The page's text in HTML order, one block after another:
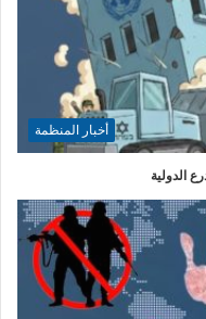
أخبار المنظمة
الدولية